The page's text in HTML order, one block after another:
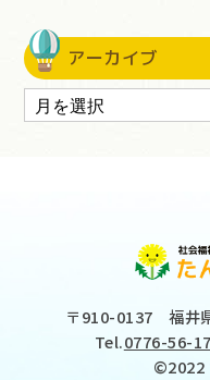
アーカイブ
〒910-0137 福井
Tel.0776-56-
©2022